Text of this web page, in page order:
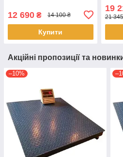
12 690 ₴ 14 100 ₴
Купити
19
21
Акційні пропозиції та
–10%